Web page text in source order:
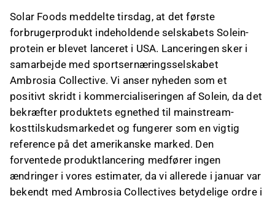
planer om national udvidelse i sommeren.
USA er et kritisk marked for Solar Foods, og
lanceringen er vigtig for at opbygge kendskab
til Solein og bevise dets funktionalitet, hvilket
reducerer risikoprofilen og understøtter
fremtidige investeringer.
Dette indhold er genereret af AI. Du kan give feedback
om det på Inderesforum.
Solar Foods meddelte tirsdag, at det første
forbrugerprodukt indeholdende selskabets Solein-
protein er blevet lanceret i USA. Lanceringen sker i
samarbejde med sportsernæringsselskabet
Ambrosia Collective. Vi anser nyheden som et
positivt skridt i kommercialiseringen af Solein, da det
bekræfter produktets egnethed til mainstream-
kosttilskudsmarkedet og fungerer som en vigtig
reference på det amerikanske marked. Den
forventede produktlancering medfører ingen
ændringer i vores estimater, da vi allerede i januar var
bekendt med Ambrosia Collectives betydelige ordre i